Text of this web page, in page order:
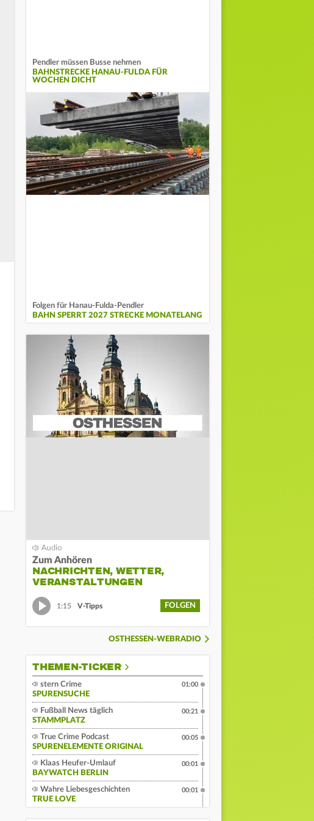
Pendler müssen Busse nehmen
BAHNSTRECKE HANAU-FULDA FÜR
WOCHEN DICHT
Folgen für Hanau-Fulda-Pendler
BAHN SPERRT 2027 STRECKE MONATELANG
Zum Anhören
NACHRICHTEN, WETTER,
VERANSTALTUNGEN
1:15 V-Tipps FOLGEN
OSTHESSEN-WEBRADIO
THEMEN-TICKER
stern Crime
SPURENSUCHE
01:00
Fußball News täglich
STAMMPLATZ
00:21
True Crime Podcast
SPURENELEMENTE ORIGINAL
00:05
Klaas Heufer-Umlauf
BAYWATCH BERLIN
00:01
Wahre Liebesgeschichten
TRUE LOVE
00:01